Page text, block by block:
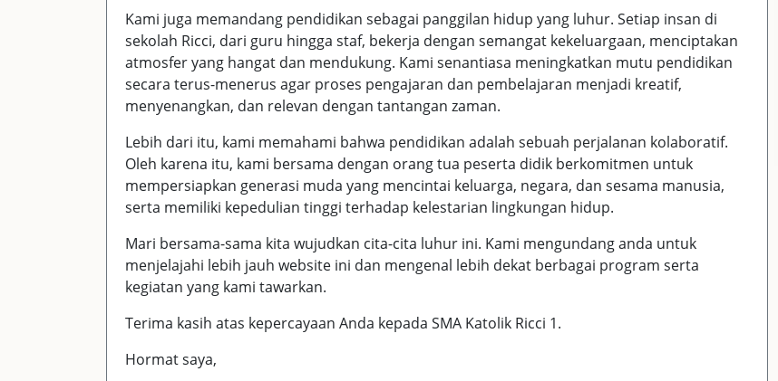
Kami juga memandang pendidikan sebagai panggilan hidup yang luhur. Setiap insan di
sekolah Ricci, dari guru hingga staf, bekerja dengan semangat kekeluargaan, menciptakan
atmosfer yang hangat dan mendukung. Kami senantiasa meningkatkan mutu pendidikan
secara terus-menerus agar proses pengajaran dan pembelajaran menjadi kreatif,
menyenangkan, dan relevan dengan tantangan zaman.
Lebih dari itu, kami memahami bahwa pendidikan adalah sebuah perjalanan kolaboratif.
Oleh karena itu, kami bersama dengan orang tua peserta didik berkomitmen untuk
mempersiapkan generasi muda yang mencintai keluarga, negara, dan sesama manusia,
serta memiliki kepedulian tinggi terhadap kelestarian lingkungan hidup.
Mari bersama-sama kita wujudkan cita-cita luhur ini. Kami mengundang anda untuk
menjelajahi lebih jauh website ini dan mengenal lebih dekat berbagai program serta
kegiatan yang kami tawarkan.
Terima kasih atas kepercayaan Anda kepada SMA Katolik Ricci 1.
Hormat saya,